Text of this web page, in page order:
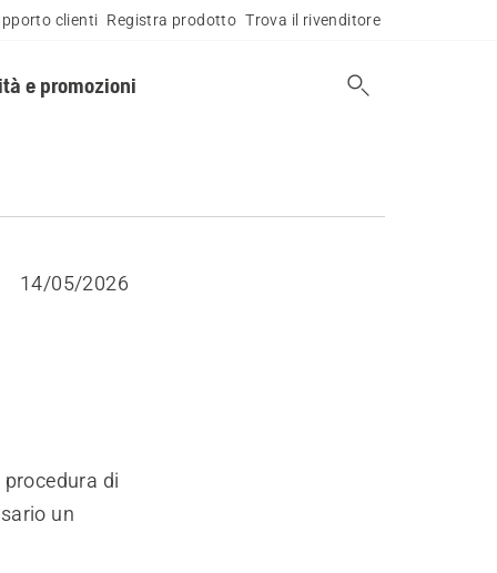
clienti Registra prodotto Trova il rivenditore
e promozioni
14/05/2026
di
un